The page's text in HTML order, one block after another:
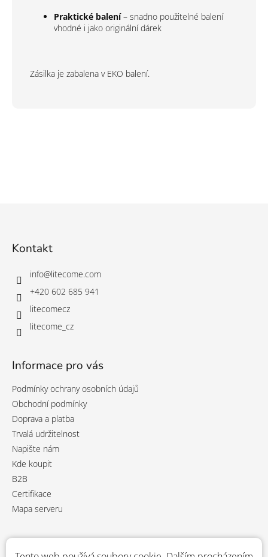
Praktické balení – snadno použitelné balení
vhodné i jako originální dárek
Zásilka je zabalena v EKO balení.
Kontakt
info@litecome.com
+420 602 685 941
litecomecz
litecome_cz
Informace pro vás
Podmínky ochrany osobních údajů
Obchodní podmínky
Doprava a platba
Trvalá udržitelnost
Napište nám
Kde koupit
B2B
Certifikace
Mapa serveru